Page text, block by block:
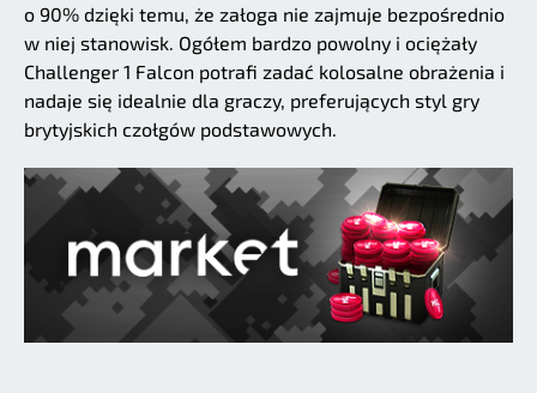
o 90% dzięki temu, że załoga nie zajmuje bezpośrednio
w niej stanowisk. Ogółem bardzo powolny i ociężały
Challenger 1 Falcon potrafi zadać kolosalne obrażenia i
nadaje się idealnie dla graczy, preferujących styl gry
brytyjskich czołgów podstawowych.